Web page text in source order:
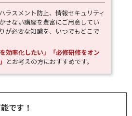
ラスメント防止、情報セキュリティ
せない講座を豊富にご用意してい
が必要な知識を、いつでもどこで
効率化したい」「必修研修をオン
とお考えの方におすすめです。
です！